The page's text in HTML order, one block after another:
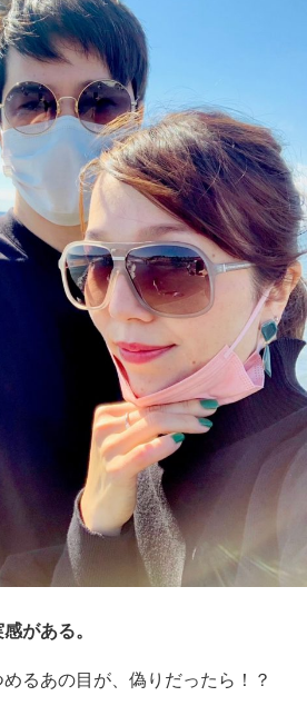
がある。
るあの目が、偽りだったら！？